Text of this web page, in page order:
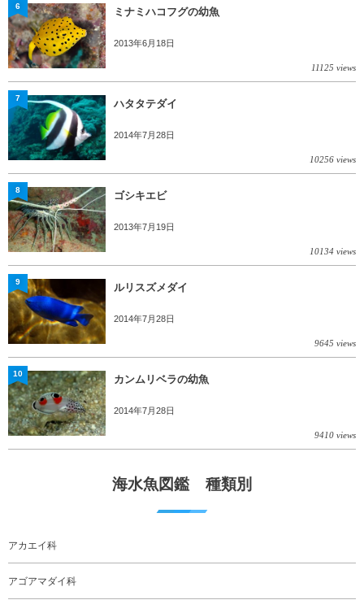
ミナミハコフグの幼魚
2013年6月18日
11125 views
6
ハタタテダイ
2014年7月28日
10256 views
7
ゴシキエビ
2013年7月19日
10134 views
8
ルリスズメダイ
2014年7月28日
9645 views
9
カンムリベラの幼魚
2014年7月28日
9410 views
10
海水魚図鑑 種類別
アカエイ科
アゴアマダイ科